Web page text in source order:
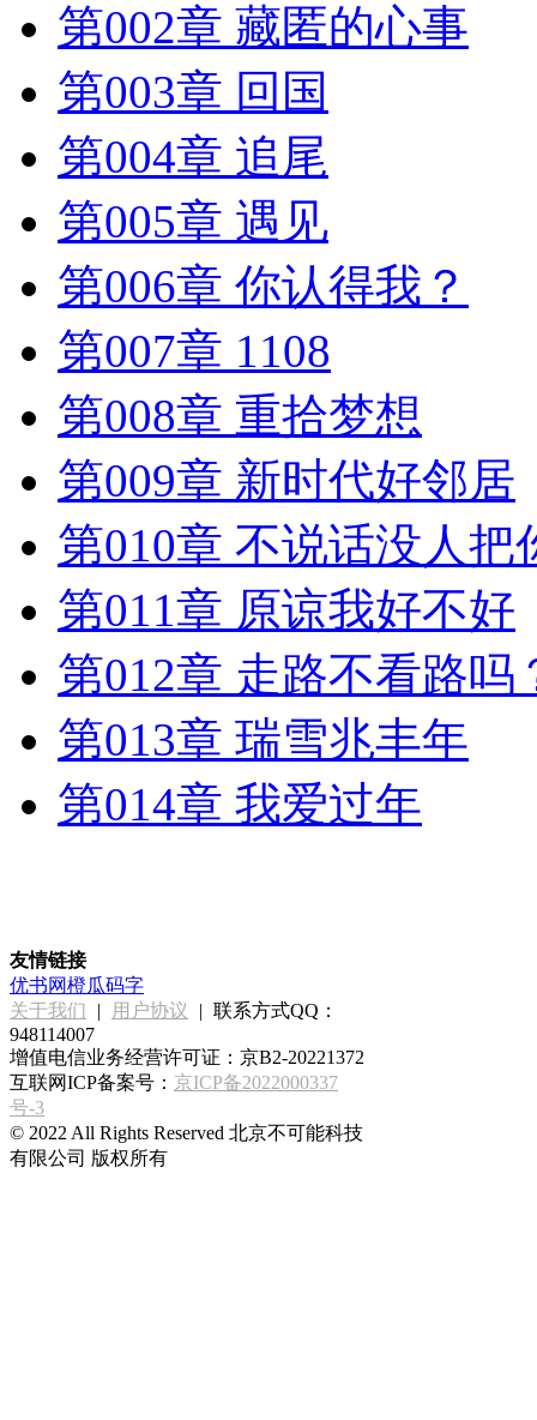
第002章 藏匿的心事
第003章 回国
第004章 追尾
第005章 遇见
第006章 你认得我？
第007章 1108
第008章 重拾梦想
第009章 新时代好邻居
第010章 不说话没人把
第011章 原谅我好不好
第012章 走路不看路吗
第013章 瑞雪兆丰年
第014章 我爱过年
友情链接
优书网橙瓜码字
关于我们
| 用户协议 | 联系方式QQ：
948114007
增值电信业务经营许可证：京B2-20221372
互联网ICP备案号： 京ICP备2022000337
号-3
© 2022 All Rights Reserved 北京不可能科技
有限公司 版权所有